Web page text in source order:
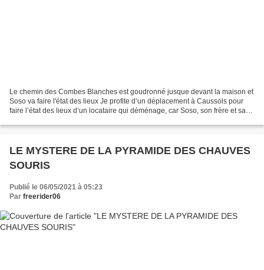
Le chemin des Combes Blanches est goudronné jusque devant la maison et
Soso va faire l'état des lieux Je profite d’un déplacement à Caussols pour
faire l’état des lieux d’un locataire qui déménage, car Soso, son frère et sa
LE MYSTERE DE LA PYRAMIDE DES CHAUVES
SOURIS
Publié le 06/05/2021 à 05:23
Par freerider06